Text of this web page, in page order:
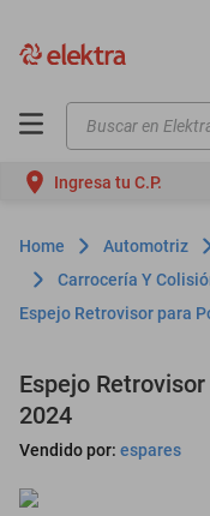
Buscar en
Ingresa tu C.P.
Automotriz
Carrocería Y
Espejo Retrovisor para
Espejo
2024
Vendido por: espares
motos
moto
celulares
iphones
colchones